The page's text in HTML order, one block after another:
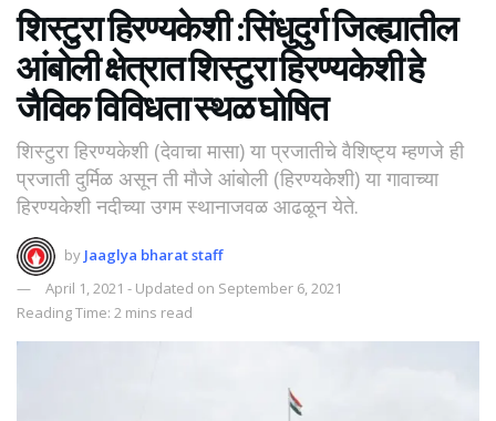
शिस्टुरा हिरण्यकेशी :सिंधुदुर्ग जिल्ह्यातील
आंबोली क्षेत्रात शिस्टुरा हिरण्यकेशी हे
जैविक विविधता स्थळ घोषित
शिस्टुरा हिरण्यकेशी (देवाचा मासा) या प्रजातीचे वैशिष्ट्य म्हणजे ही
प्रजाती दुर्मिळ असून ती मौजे आंबोली (हिरण्यकेशी) या गावाच्या
हिरण्यकेशी नदीच्या उगम स्थानाजवळ आढळून येते.
by Jaaglya bharat staff
April 1, 2021 - Updated on September 6, 2021
Reading Time: 2 mins read